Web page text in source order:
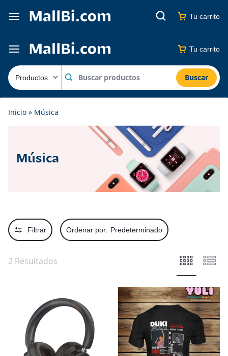
Tu carrito
Buscar
Tu carrito
Inicio » Música
Música
Filtrar Ordenar por: Predeterminado
2 Resultados